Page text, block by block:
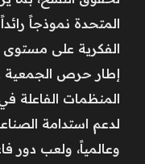
المتحدة نموذجاً
الفكرية على مستوى
إطار حرص الجمعية
المنظمات الفاعلة
لدعم استدامة
وعالمياً، ولعب